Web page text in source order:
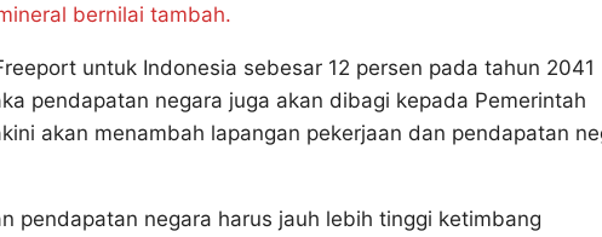
bernilai tambah.
untuk Indonesia sebesar 12 persen pada tahun 2041
pendapatan negara juga akan dibagi kepada Pemerintah
akan menambah lapangan pekerjaan dan pendapatan
pendapatan negara harus jauh lebih tinggi ketimbang